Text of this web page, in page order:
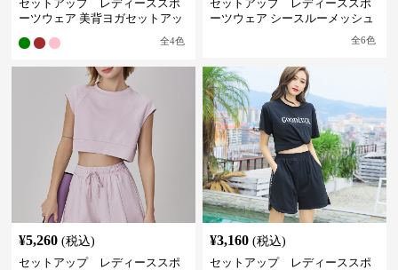
セットアップ レディーススポ
ーツウェア 美背ヨガセットアッ
全4色
セットアップ レディーススポ
ーツウェア シースルーメッシュ
全6色
¥5,260 (税込)
セットアップ レディーススポ
¥3,160 (税込)
セットアップ レディーススポ